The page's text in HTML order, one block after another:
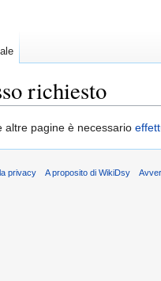
richiesto
altre pagine è necessario
privacy A proposito di WikiDsy